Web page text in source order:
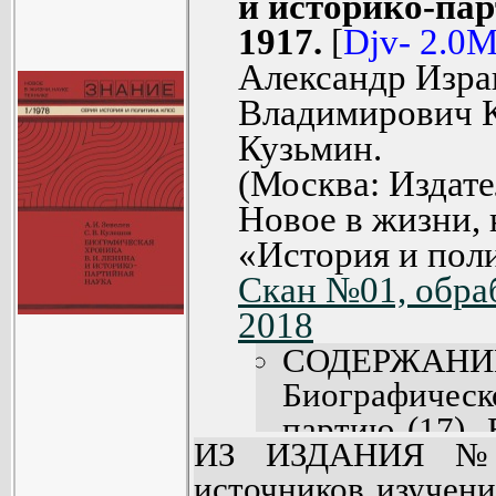
Biologiya,1981,N12.[djv].zip
*Biologiya,1982,N06.[djv].zip
*Biologiya,1982,N06.[pdf].zip
*Biologiya,1982,N07.[djv].zip
*Biologiya,1982,N07.[pdf].zip
*Biologiya,1983,N12.[djv].zip
*Biologiya,1983,N12.[pdf].zip
*Biologiya,1985,N06.[djv].zip
*Biologiya,1985,N06.[pdf].zip
Biologiya,1985,N07.[djv].zip
Biologiya,1985,N07.[pdf].zip
Biologiya,1986,N10.[djv].zip
Biologiya,1986,N10.[pdf].zip
*Biologiya,1988,N02.[pdf].zip
Biologiya,1988,N03.[pdf].zip
Biologiya,1988,N09.[pdf].zip
Biologiya,1990,N01.[djv].zip
Biologiya,1990,N01.[pdf].zip
(41).
борьбе за
инициативы и др.
1917. [Djv-
Александр
Владимирович
Кузьмин.
(Москва:
Новое в жизни,
«История и
Скан №01,
2018
партию (17).
творчества
ИЗ ИЗДАНИЯ